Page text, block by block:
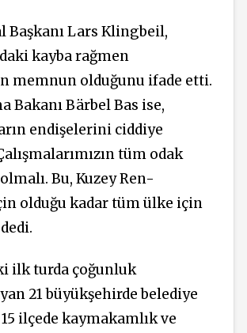
Başkanı Lars Klingbeil,
kayba rağmen
memnun olduğunu ifade etti.
Bakanı Bärbel Bas ise,
endişelerini ciddiye
tüm odak
Bu, Kuzey Ren-
olduğu kadar tüm ülke için
ilk turda çoğunluk
21 büyükşehirde belediye
15 ilçede kaymakamlık ve